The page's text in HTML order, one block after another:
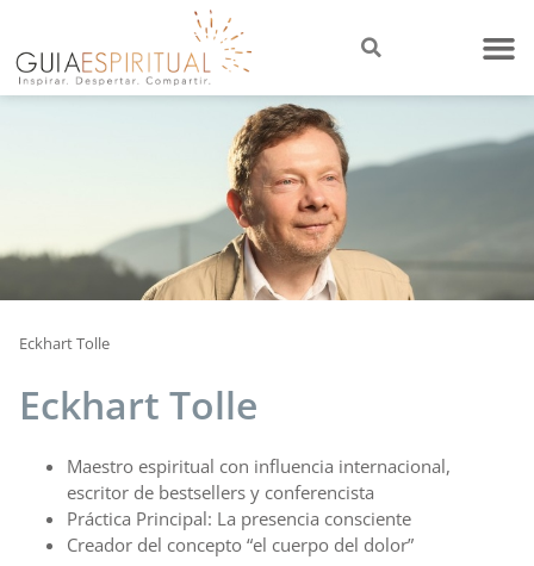
Eckhart Tolle
Eckhart Tolle
Maestro espiritual con influencia internacional,
escritor de bestsellers y conferencista
Práctica Principal: La presencia consciente
Creador del concepto “el cuerpo del dolor”